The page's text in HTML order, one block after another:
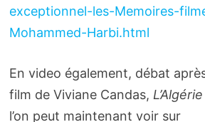
exceptionnel-les-Memoires-
Mohammed-Harbi.html
En video également, débat
film de Viviane Candas,
l’on peut maintenant voir sur